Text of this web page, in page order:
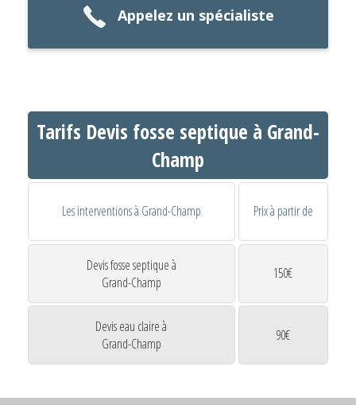
Appelez un spécialiste
Tarifs Devis fosse septique à Grand-
Champ
Les interventions à Grand-Champ Prix à partir de
Devis fosse septique à
Grand-Champ
150€
Devis eau claire à
Grand-Champ
90€